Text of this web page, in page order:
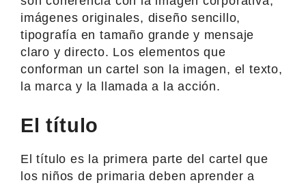
imágenes originales, diseño sencillo,
tipografía en tamaño grande y mensaje
claro y directo. Los elementos que
conforman un cartel son la imagen, el texto,
la marca y la llamada a la acción.
El título
El título es la primera parte del cartel que
los niños de primaria deben aprender a